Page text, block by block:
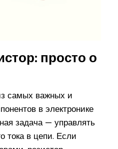
просто о
самых важных и
в электронике
задача — управлять
тока в цепи. Если